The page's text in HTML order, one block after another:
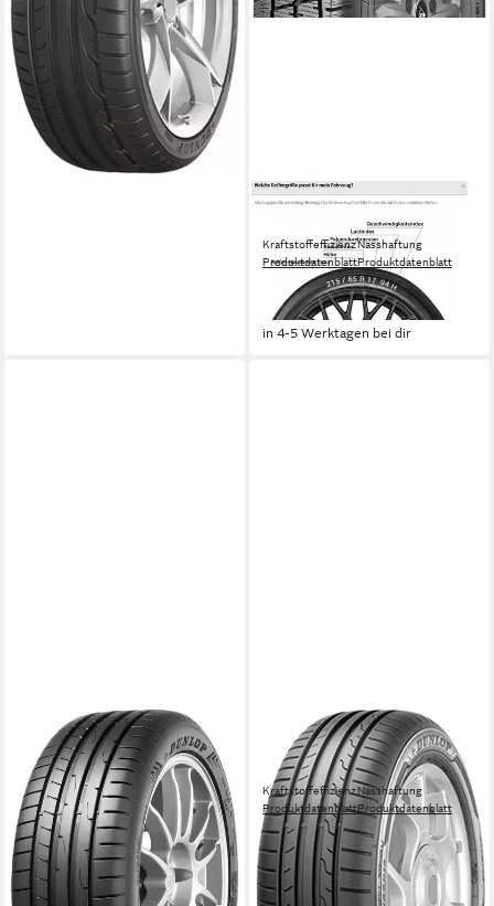
in 6-8 Werktagen bei dir
DUNLOP
Ganzjahresreifen DUNLOP
Kraftstoffeffizienz
Produktdatenblatt
Nasshaftung
Produktdatenblatt
ab 239,99 € UVP254,99 €
-6%
in 4-5 Werktagen bei dir
DUNLOP
Sommerreifen SPORT
BLURESPONSE
Kraftstoffeffizienz
Produktdatenblatt
Nasshaftung
Produktdatenblatt
ab 162,99 € UVP174,99 €
-7%
in 6-8 Werktagen bei dir